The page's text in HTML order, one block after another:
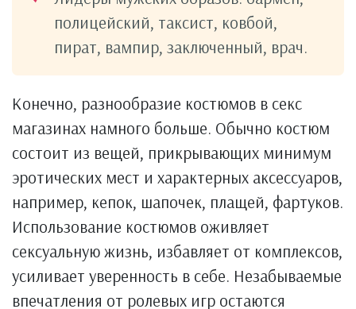
полицейский, таксист, ковбой,
пират, вампир, заключенный, врач.
Конечно, разнообразие костюмов в секс
магазинах намного больше. Обычно костюм
состоит из вещей, прикрывающих минимум
эротических мест и характерных аксессуаров,
например, кепок, шапочек, плащей, фартуков.
Использование костюмов оживляет
сексуальную жизнь, избавляет от комплексов,
усиливает уверенность в себе. Незабываемые
впечатления от ролевых игр остаются